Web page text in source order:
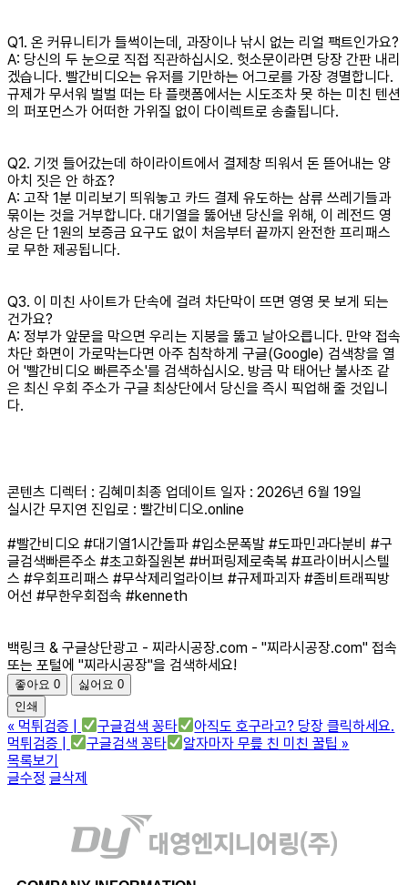
Q1. 온 커뮤니티가 들썩이는데, 과장이나 낚시 없는 리얼 팩트인가요?
A: 당신의 두 눈으로 직접 직관하십시오. 헛소문이라면 당장 간판 내리
겠습니다. 빨간비디오는 유저를 기만하는 어그로를 가장 경멸합니다.
규제가 무서워 벌벌 떠는 타 플랫폼에서는 시도조차 못 하는 미친 텐션
의 퍼포먼스가 어떠한 가위질 없이 다이렉트로 송출됩니다.
Q2. 기껏 들어갔는데 하이라이트에서 결제창 띄워서 돈 뜯어내는 양
아치 짓은 안 하죠?
A: 고작 1분 미리보기 띄워놓고 카드 결제 유도하는 삼류 쓰레기들과
묶이는 것을 거부합니다. 대기열을 뚫어낸 당신을 위해, 이 레전드 영
상은 단 1원의 보증금 요구도 없이 처음부터 끝까지 완전한 프리패스
로 무한 제공됩니다.
Q3. 이 미친 사이트가 단속에 걸려 차단막이 뜨면 영영 못 보게 되는
건가요?
A: 정부가 앞문을 막으면 우리는 지붕을 뚫고 날아오릅니다. 만약 접속
차단 화면이 가로막는다면 아주 침착하게 구글(Google) 검색창을 열
어 '빨간비디오 빠른주소'를 검색하십시오. 방금 막 태어난 불사조 같
은 최신 우회 주소가 구글 최상단에서 당신을 즉시 픽업해 줄 것입니
다.
콘텐츠 디렉터 : 김혜미최종 업데이트 일자 : 2026년 6월 19일
실시간 무지연 진입로 : 빨간비디오.online
#빨간비디오 #대기열1시간돌파 #입소문폭발 #도파민과다분비 #구
글검색빠른주소 #초고화질원본 #버퍼링제로축복 #프라이버시스텔
스 #우회프리패스 #무삭제리얼라이브 #규제파괴자 #좀비트래픽방
어선 #무한우회접속 #kenneth
백링크 & 구글상단광고 - 찌라시공장.com - "찌라시공장.com" 접속
또는 포털에 "찌라시공장"을 검색하세요!
좋아요 0 싫어요 0
인쇄
« 먹튀검증 | 구글검색 꽁타
아직도 호구라고? 당장 클릭하세요.
먹튀검증 |
구글검색 꽁타 알자마자 무릎 친 미친 꿀팁 »
목록보기
글수정 글삭제